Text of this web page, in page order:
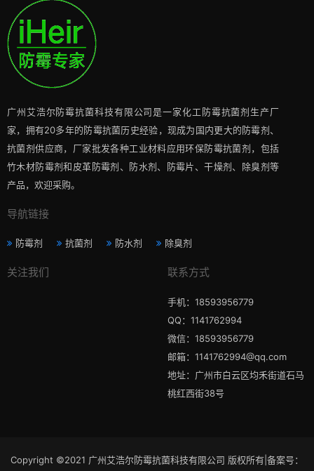
广州艾浩尔防霉抗菌科技有限公司是一家化工防霉抗菌剂生产厂
家，拥有20多年的防霉抗菌历史经验，现成为国内更大的防霉剂、
抗菌剂供应商，厂家批发各种工业材料应用环保防霉抗菌剂，包括
竹木材防霉剂和皮革防霉剂、防水剂、防霉片、干燥剂、除臭剂等
产品，欢迎采购。
导航链接
防霉剂 抗菌剂 防水剂 除臭剂
关注我们 联系方式
手机：18593956779
QQ：1141762994
微信：18593956779
邮箱：1141762994@qq.com
地址：广州市白云区均禾街道石马
桃红西街38号
Copyright ©2021 广州艾浩尔防霉抗菌科技有限公司 版权所有|备案号：